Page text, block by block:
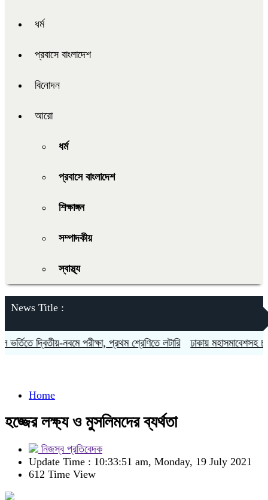
ধর্ম
প্রবাসে বাংলাদেশ
বিনোদন
আরো
ধর্ম
প্রবাসে বাংলাদেশ
শিক্ষাঙ্গন
সম্পাদকীয়
স্বাস্থ্য
News Title :
দ্বিতীয়-নবমে পরীক্ষা, প্রথম শ্রেণিতে লটারি ঢাকায় মহাসমাবেশসহ চার
Home
হজ্জের লক্ষ্য ও মুসলিমদের ব্যর্থতা
নিজস্ব প্রতিবেদক
Update Time : 10:33:51 am, Monday, 19 July 2021
612 Time View